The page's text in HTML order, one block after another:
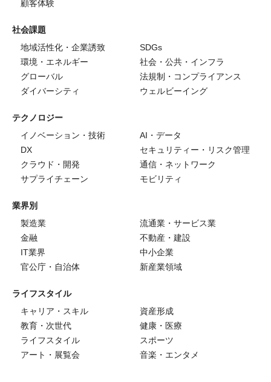
顧客体験
社会課題
地域活性化・企業誘致
SDGs
環境・エネルギー
社会・公共・インフラ
グローバル
法規制・コンプライアンス
ダイバーシティ
ウェルビーイング
テクノロジー
イノベーション・技術
AI・データ
DX
セキュリティー・リスク管理
クラウド・開発
通信・ネットワーク
サプライチェーン
モビリティ
業界別
製造業
流通業・サービス業
金融
不動産・建設
IT業界
中小企業
官公庁・自治体
新産業領域
ライフスタイル
キャリア・スキル
資産形成
教育・次世代
健康・医療
ライフスタイル
スポーツ
アート・展覧会
音楽・エンタメ